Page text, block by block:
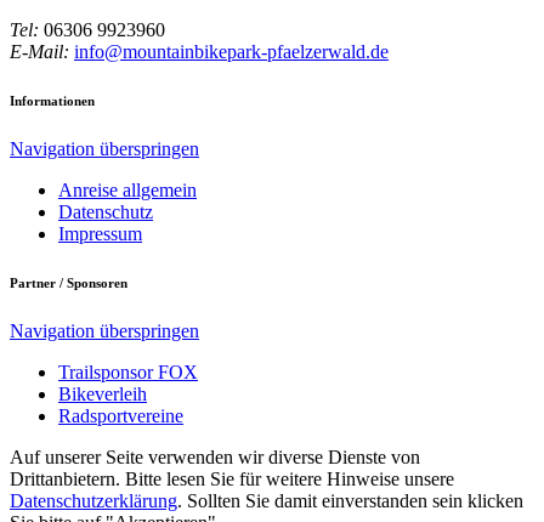
Tel: 06306 9923960
E-Mail: info@mountainbikepark-pfaelzerwald.de
Informationen
Navigation überspringen
Anreise allgemein
Datenschutz
Impressum
Partner / Sponsoren
Navigation überspringen
Trailsponsor FOX
Bikeverleih
Radsportvereine
Auf unserer Seite verwenden wir diverse Dienste von
Drittanbietern. Bitte lesen Sie für weitere Hinweise unsere
Datenschutzerklärung. Sollten Sie damit einverstanden sein klicken